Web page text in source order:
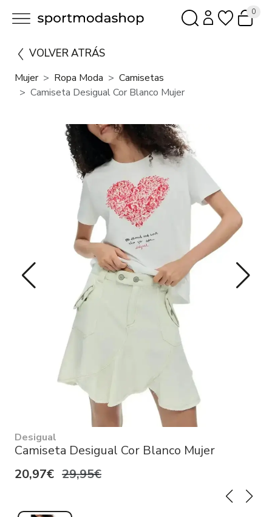
0
VOLVER ATRÁS
Mujer Ropa Moda
Camisetas
Camiseta Desigual Cor Blanco Mujer
Desigual
Camiseta Desigual Cor Blanco Mujer
20,97€ 29,95€